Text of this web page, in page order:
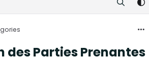
des Parties Prenantes